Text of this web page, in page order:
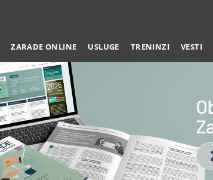
ZARADE ONLINE USLUGE TRENINZI VESTI